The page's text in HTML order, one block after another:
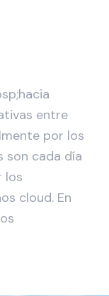
entre
por los
son cada día
los
cloud. En